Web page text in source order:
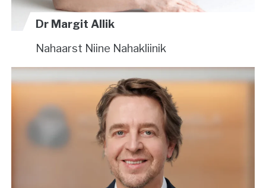
Dr Margit Allik
Nahaarst Niine Nahakliinik